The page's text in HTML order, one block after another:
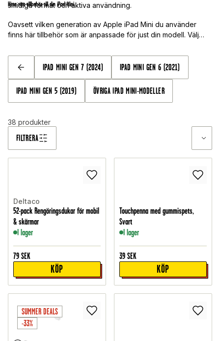
smidiga format och aktiva användning.
Hitta rätt tillbehör till din iPad Mini
Oavsett vilken generation av Apple iPad Mini du använder
finns här tillbehör som är anpassade för just din modell. Välj
lösningar till extra tåliga alternativ.
TILLBAKA
IPAD MINI GEN 7 (2024) IPAD MINI GEN 6 (2021)
IPAD MINI GEN 5 (2019) ÖVRIGA IPAD MINI-MODELLER
FILTRERA
38 produkter
Deltaco
52-pack Rengöringsdukar för mobil
& skärmar
I lager
79 SEK
KÖP
Touchpenna med gummispets,
Svart
I lager
39 SEK
KÖP
SUMMER DEALS
-33%